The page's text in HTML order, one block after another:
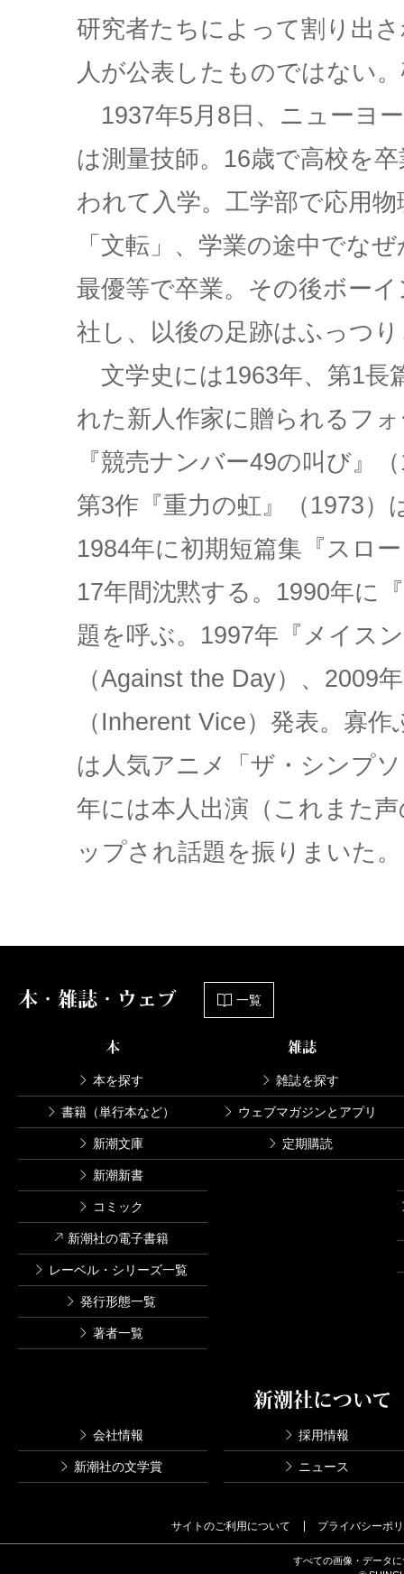
研究者たちによって割り出
人が公表したものではない
1937年5月8日、ニューヨ
は測量技師。16歳で高校を
われて入学。工学部で応用
「文転」、学業の途中でな
最優等で卒業。その後ボー
社し、以後の足跡はふっつ
文学史には1963年、第1長
れた新人作家に贈られるフ
『競売ナンバー49の叫び』
第3作『重力の虹』（1973）
1984年に初期短篇集『スロ
17年間沈黙する。1990年に
題を呼ぶ。1997年『メイス
（Against the Day）、2009
（Inherent Vice）発表。寡
は人気アニメ「ザ・シンプ
年には本人出演（これまた
ップされ話題を振りまいた。
本・雑誌・ウェブ 一覧
本
本を探す
書籍（単行本など）
新潮文庫
新潮新書
コミック
新潮社の電子書籍
レーベル・シリーズ一覧
発行形態一覧
著者一覧
雑誌
雑誌を探す
ウェブマガジンとアプリ
定期購読
新潮社について
会社情報 採用情報
新潮社の文学賞 ニュース
サイトのご利用について プライバシーポ
すべての画像・データ